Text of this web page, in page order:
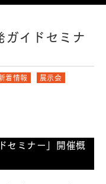
ガイドセミナ
着情報 展示会
セミナー」開催概